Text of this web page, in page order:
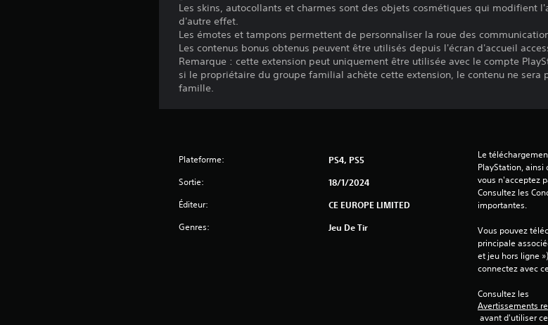
Les skins, autocollants et charmes sont des objets cosmétiques qui modifient
d'autre effet.
Les émotes et tampons permettent de personnaliser la roue des
Les contenus bonus obtenus peuvent être utilisés depuis l'écran d'accueil
Remarque : cette extension peut uniquement être utilisée avec le compte
si le propriétaire du groupe familial achète cette extension, le contenu ne
famille.
Plateforme: PS4, PS5
Sortie: 18/1/2024
Éditeur: CE EUROPE LIMITED
Genres: Jeu De Tir
Le
PlayStation,
vous n'acceptez
Consultez les
importantes.
Vous pouvez
principale
et jeu hors ligne
connectez avec
Consultez les
Avertissements
avant d'utiliser